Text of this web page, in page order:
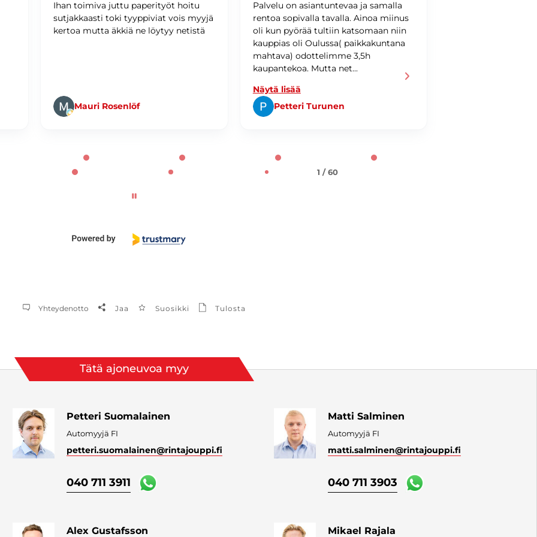
Ihan toimiva juttu paperityöt hoitu
sutjakkaasti toki tyyppiviat vois myyjä
kertoa mutta äkkiä ne löytyy netistä
Mauri Rosenlöf
Palvelu on asiantuntevaa ja samalla
rentoa sopivalla tavalla. Ainoa miinus
oli kun pyörää tultiin katsomaan niin
kauppias oli Oulussa( paikkakuntana
mahtava) odottelimme 3,5h
kaupantekoa. Mutta net...
Näytä lisää
Petteri Turunen
1 / 60
Yhteydenotto Jaa Suosikki Tulosta
Tätä ajoneuvoa myy
Petteri Suomalainen
Automyyjä FI
petteri.suomalainen@rintajouppi.fi
040 711 3911
Matti Salminen
Automyyjä FI
matti.salminen@rintajouppi.fi
040 711 3903
Alex Gustafsson Mikael Rajala